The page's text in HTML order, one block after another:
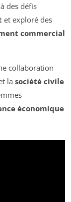
des défis
et exploré des
commercial
collaboration
la société civile
économique